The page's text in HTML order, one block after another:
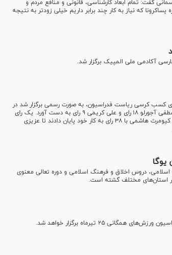
گفت: تمام ابعاد کارشناسی، قانونی و منافع مردم و
که نیاز به کار چند برابر داریم خیلی زودتر به نتیجه
آکادمی ملی المپیک برگزار شد.
(۱۰ بهمن) با شرکت چهار نامزد برای کسب کرسی ریاست فدراسیون، به صورت رسمی برگزار شد در
دور اول رای گیری شهاب الدین عزیزی خادم ۳۵ رای، کیومرث هاشمی ۲۴ رای، مصطفی آجورلو ۱۸ رای و علی کریمی ۹ رای به دست آورد. یک رای
هم باطل اعلام شد؛ در نهایت با شمارش آرا شهاب الدین عزیزی خادم با ۴۹ رای و کیومرث هاشمی با ۳۸ رای به کار خود پایان دادند تا عزیزی
یوگا
همگانی جمهوری اسلامی، دروس اخلاق و فرهنگ اسلامی و دوره تعالی معنوی
استان‌های مختلف گشته است.
٢۵ تیرماه برگزار خواهد شد.